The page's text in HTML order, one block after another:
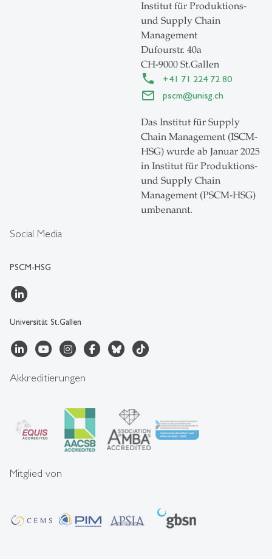
Social Media
PSCM-HSG
Universität St.Gallen
Institut für Produktions-
und Supply Chain
Management
Dufourstr. 40a
CH-9000 St.Gallen
+41 71 224 72 80
pscm@unisg.ch
Das Institut für Supply
Chain Management (ISCM-
HSG) wurde ab Januar 2025
in Institut für Produktions-
und Supply Chain
Management (PSCM-HSG)
umbenannt.
Akkreditierungen
Mitglied von